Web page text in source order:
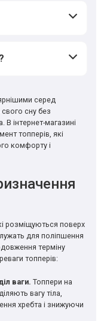
серед
свого сну без
В інтернет-магазині
топперів, які
комфорту і
розміщуються поверх
для поліпшення
терміну
топперів:
ваги. Топпери на
вагу тіла,
хребта і знижуючи